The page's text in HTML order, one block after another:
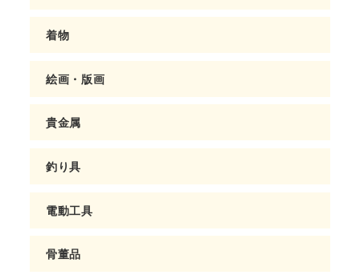
着物
絵画・版画
貴金属
釣り具
電動工具
骨董品